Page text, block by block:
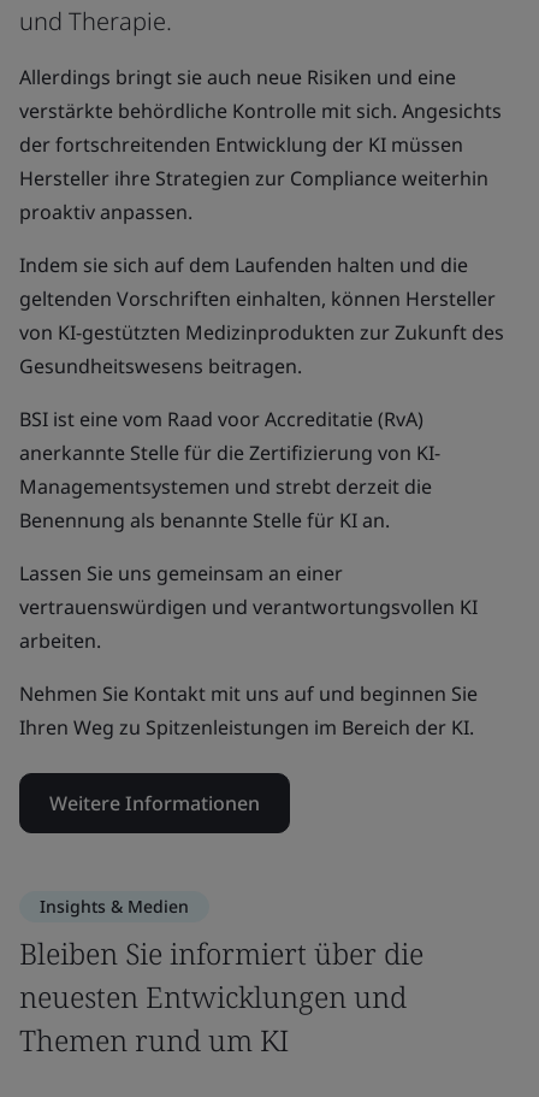
und Therapie.
Allerdings bringt sie auch neue Risiken und eine
verstärkte behördliche Kontrolle mit sich. Angesichts
der fortschreitenden Entwicklung der KI müssen
Hersteller ihre Strategien zur Compliance weiterhin
proaktiv anpassen.
Indem sie sich auf dem Laufenden halten und die
geltenden Vorschriften einhalten, können Hersteller
von KI-gestützten Medizinprodukten zur Zukunft des
Gesundheitswesens beitragen.
BSI ist eine vom Raad voor Accreditatie (RvA)
anerkannte Stelle für die Zertifizierung von KI-
Managementsystemen und strebt derzeit die
Benennung als benannte Stelle für KI an.
Lassen Sie uns gemeinsam an einer
vertrauenswürdigen und verantwortungsvollen KI
arbeiten.
Nehmen Sie Kontakt mit uns auf und beginnen Sie
Ihren Weg zu Spitzenleistungen im Bereich der KI.
Weitere Informationen
Insights & Medien
Bleiben Sie informiert über die
neuesten Entwicklungen und
Themen rund um KI